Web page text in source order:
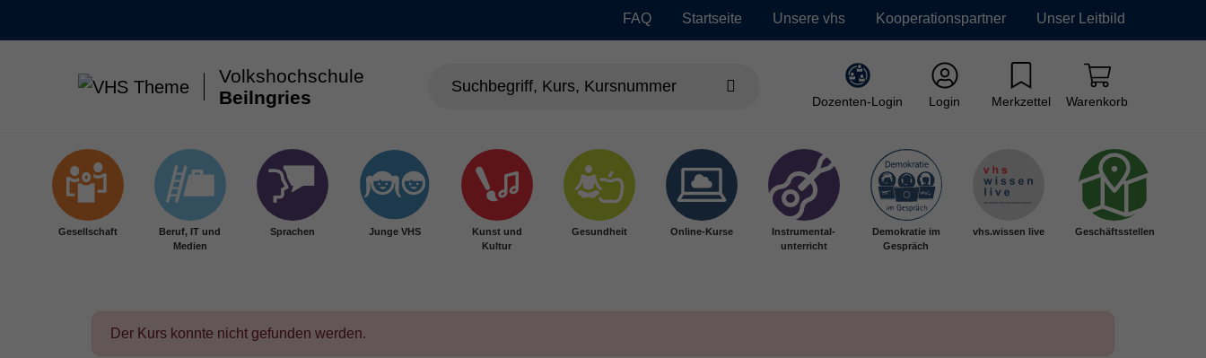
FAQ Startseite Unsere vhs Kooperationspartner Unser Leitbild
Volkshochschule
Beilngries
Dozenten-Login Login Merkzettel Warenkorb
Gesellschaft
Beruf, IT und
Medien
Sprachen Junge VHS
Kunst und
Kultur
Gesundheit Online-Kurse
Instrumental-
unterricht
Demokratie im
Gespräch
vhs.wissen live Geschäftsstellen
Der Kurs konnte nicht gefunden werden.